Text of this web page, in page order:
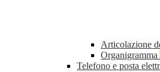
Articolazione
Organigramma
Telefono e posta